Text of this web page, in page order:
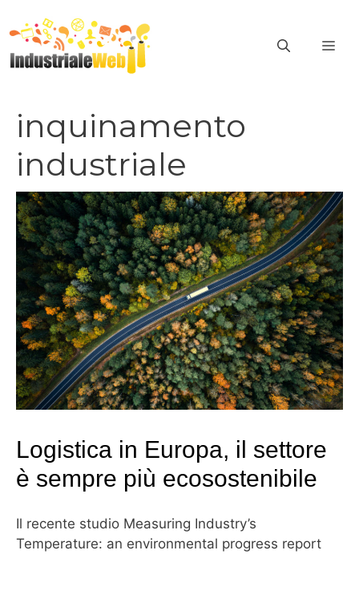
al
contenuto
inquinamento
industriale
Logistica in Europa, il settore
è sempre più ecosostenibile
Il recente studio Measuring Industry’s
Temperature: an environmental progress report